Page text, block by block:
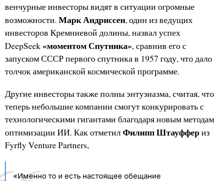
венчурные инвесторы видят в ситуации огромные
возможности. Марк Андриссен, один из ведущих
инвесторов Кремниевой долины, назвал успех
DeepSeek«моментом Спутника», сравнив его с
запуском СССР первого спутника в 1957 году, что дало
толчок американской космической программе.
Другие инвесторы также полны энтузиазма, считая, что
теперь небольшие компании смогут конкурировать с
технологическими гигантами благодаря новым методам
оптимизации ИИ. Как отметилФилипп Штауффериз
Fyrfly Venture Partners,
«Именно то и есть настоящее обещание